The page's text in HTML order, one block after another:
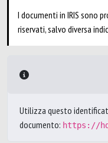
I documenti in IRIS sono
riservati, salvo diversa
Utilizza questo
documento: https://